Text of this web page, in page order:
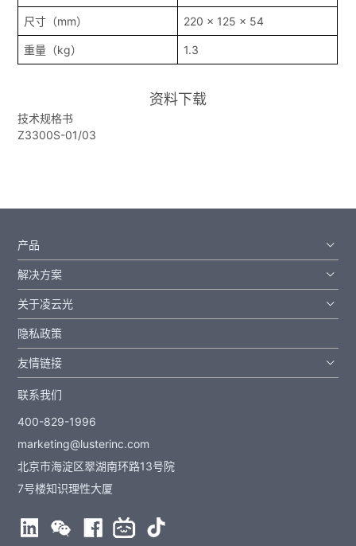
尺寸（mm） 220 x 125 x 54
重量（kg） 1.3
资料下载
技术规格书
Z3300S-01/03
产品
解决方案
关于凌云光
隐私政策
友情链接
联系我们
400-829-1996
marketing@lusterinc.com
北京市海淀区翠湖南环路13号院
7号楼知识理性大厦